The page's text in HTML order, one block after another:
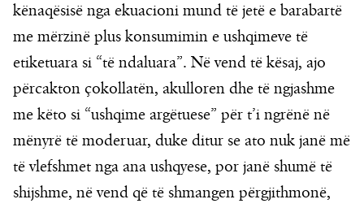
kënaqësisë nga ekuacioni mund të jetë e barabartë
me mërzinë plus konsumimin e ushqimeve të
etiketuara si “të ndaluara”. Në vend të kësaj, ajo
përcakton çokollatën, akulloren dhe të ngjashme
me këto si “ushqime argëtuese” për t’i ngrënë në
mënyrë të moderuar, duke ditur se ato nuk janë më
të vlefshmet nga ana ushqyese, por janë shumë të
shijshme, në vend që të shmangen përgjithmonë,